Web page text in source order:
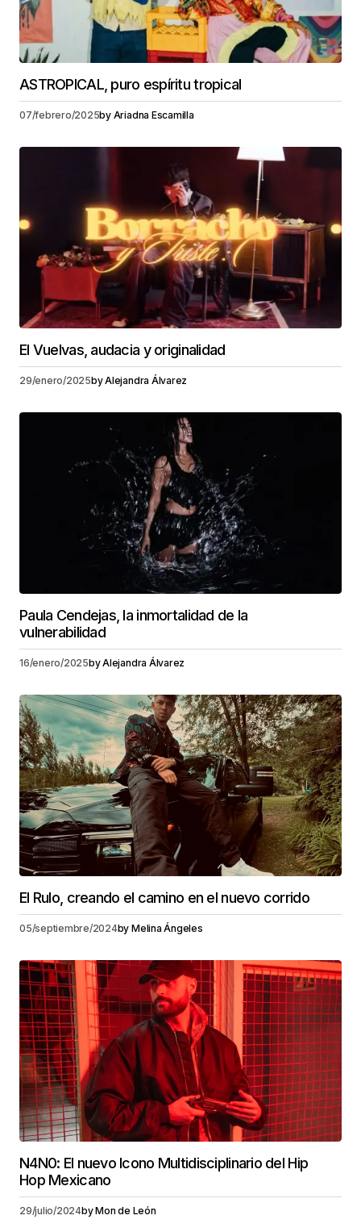
ASTROPICAL, puro espíritu tropical
07/febrero/2025by Ariadna Escamilla
El Vuelvas, audacia y originalidad
29/enero/2025byAlejandra Álvarez
Paula Cendejas, la inmortalidad de la
vulnerabilidad
16/enero/2025byAlejandra Álvarez
El Rulo, creando el camino en el nuevo corrido
05/septiembre/2024by Melina Ángeles
N4N0: El nuevo Icono Multidisciplinario del Hip
Hop Mexicano
29/julio/2024byMon de León